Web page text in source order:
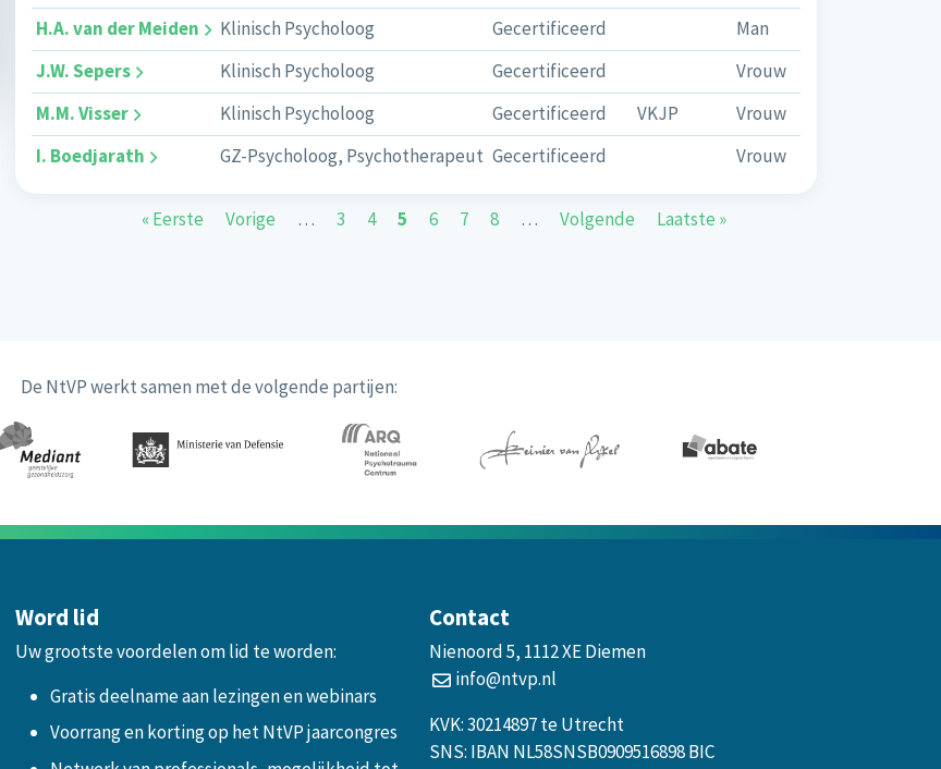
H.A. van der Meiden
Klinisch Psycholoog Gecertificeerd
Man
J.W. Sepers
Klinisch Psycholoog Gecertificeerd
Vrouw
M.M. Visser
Klinisch Psycholoog Gecertificeerd VKJP
Vrouw
I. Boedjarath
GZ-Psycholoog, Psychotherapeut Gecertificeerd Vrouw
Eerste pagina
« Eerste Vorige pagina
Vorige … Page
3 Page
4 Huidige pagina
5 Page
6 Page
7 Page
8 … Volgende pagina
Volgende Laatste pagina
Laatste »
De NtVP werkt samen met de volgende partijen:
Word lid
Uw grootste voordelen om lid te worden:
Gratis deelname aan lezingen en webinars
Voorrang en korting op het NtVP jaarcongres
Contact
Nienoord 5, 1112 XE Diemen
info@ntvp.nl
KVK: 30214897 te Utrecht
SNS: IBAN NL58SNSB0909516898 BIC